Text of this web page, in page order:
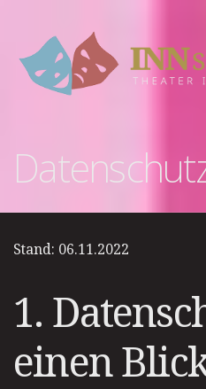
Stand: 06.11.2022
1.
einen